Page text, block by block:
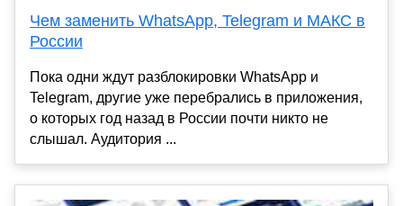
Чем заменить WhatsApp, Telegram и МАКС в
России
Пока одни ждут разблокировки WhatsApp и
Telegram, другие уже перебрались в приложения,
о которых год назад в России почти никто не
слышал. Аудитория ...